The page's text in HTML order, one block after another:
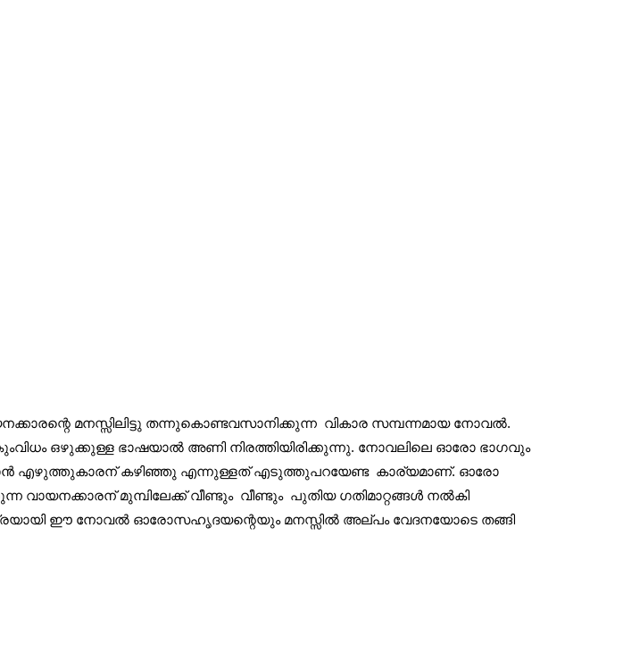
മനസ്സിലിട്ടു തന്നുകൊണ്ടവസാനിക്കുന്ന വികാര സമ്പന്നമായ നോവല്‍.
ഒഴുക്കുള്ള ഭാഷയാല്‍ അണി നിരത്തിയിരിക്കുന്നു. നോവലിലെ ഓരോ ഭാഗവും
എഴുത്തുകാരന് കഴിഞ്ഞു എന്നുള്ളത് എടുത്തുപറയേണ്ട കാര്യമാണ്. ഓരോ
മുമ്പിലേക്ക് വീണ്ടും വീണ്ടും പുതിയ ഗതിമാറ്റങ്ങള്‍ നല്‍കി
ഈ നോവല്‍ ഓരോസഹൃദയന്റെയും മനസ്സില്‍ അല്പം വേദനയോടെ തങ്ങി